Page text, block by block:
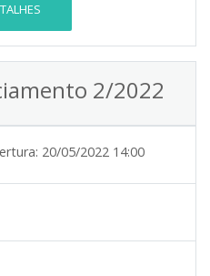
2/2022
20/05/2022 14:00